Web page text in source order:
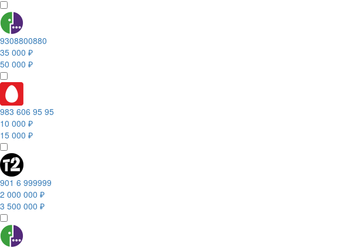
9308800880
35 000 ₽
50 000 ₽
983 606 95 95
10 000 ₽
15 000 ₽
901 6 999999
2 000 000 ₽
3 500 000 ₽